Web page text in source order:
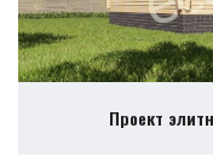
Проект